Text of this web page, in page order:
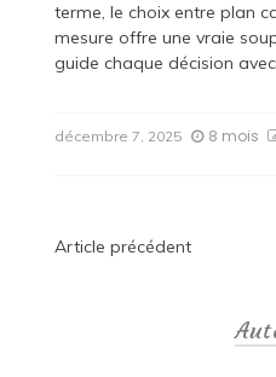
terme, le choix entre plan
mesure offre une vraie
guide chaque décision
décembre 7, 2025 8 mois
Navigation
Article précédent